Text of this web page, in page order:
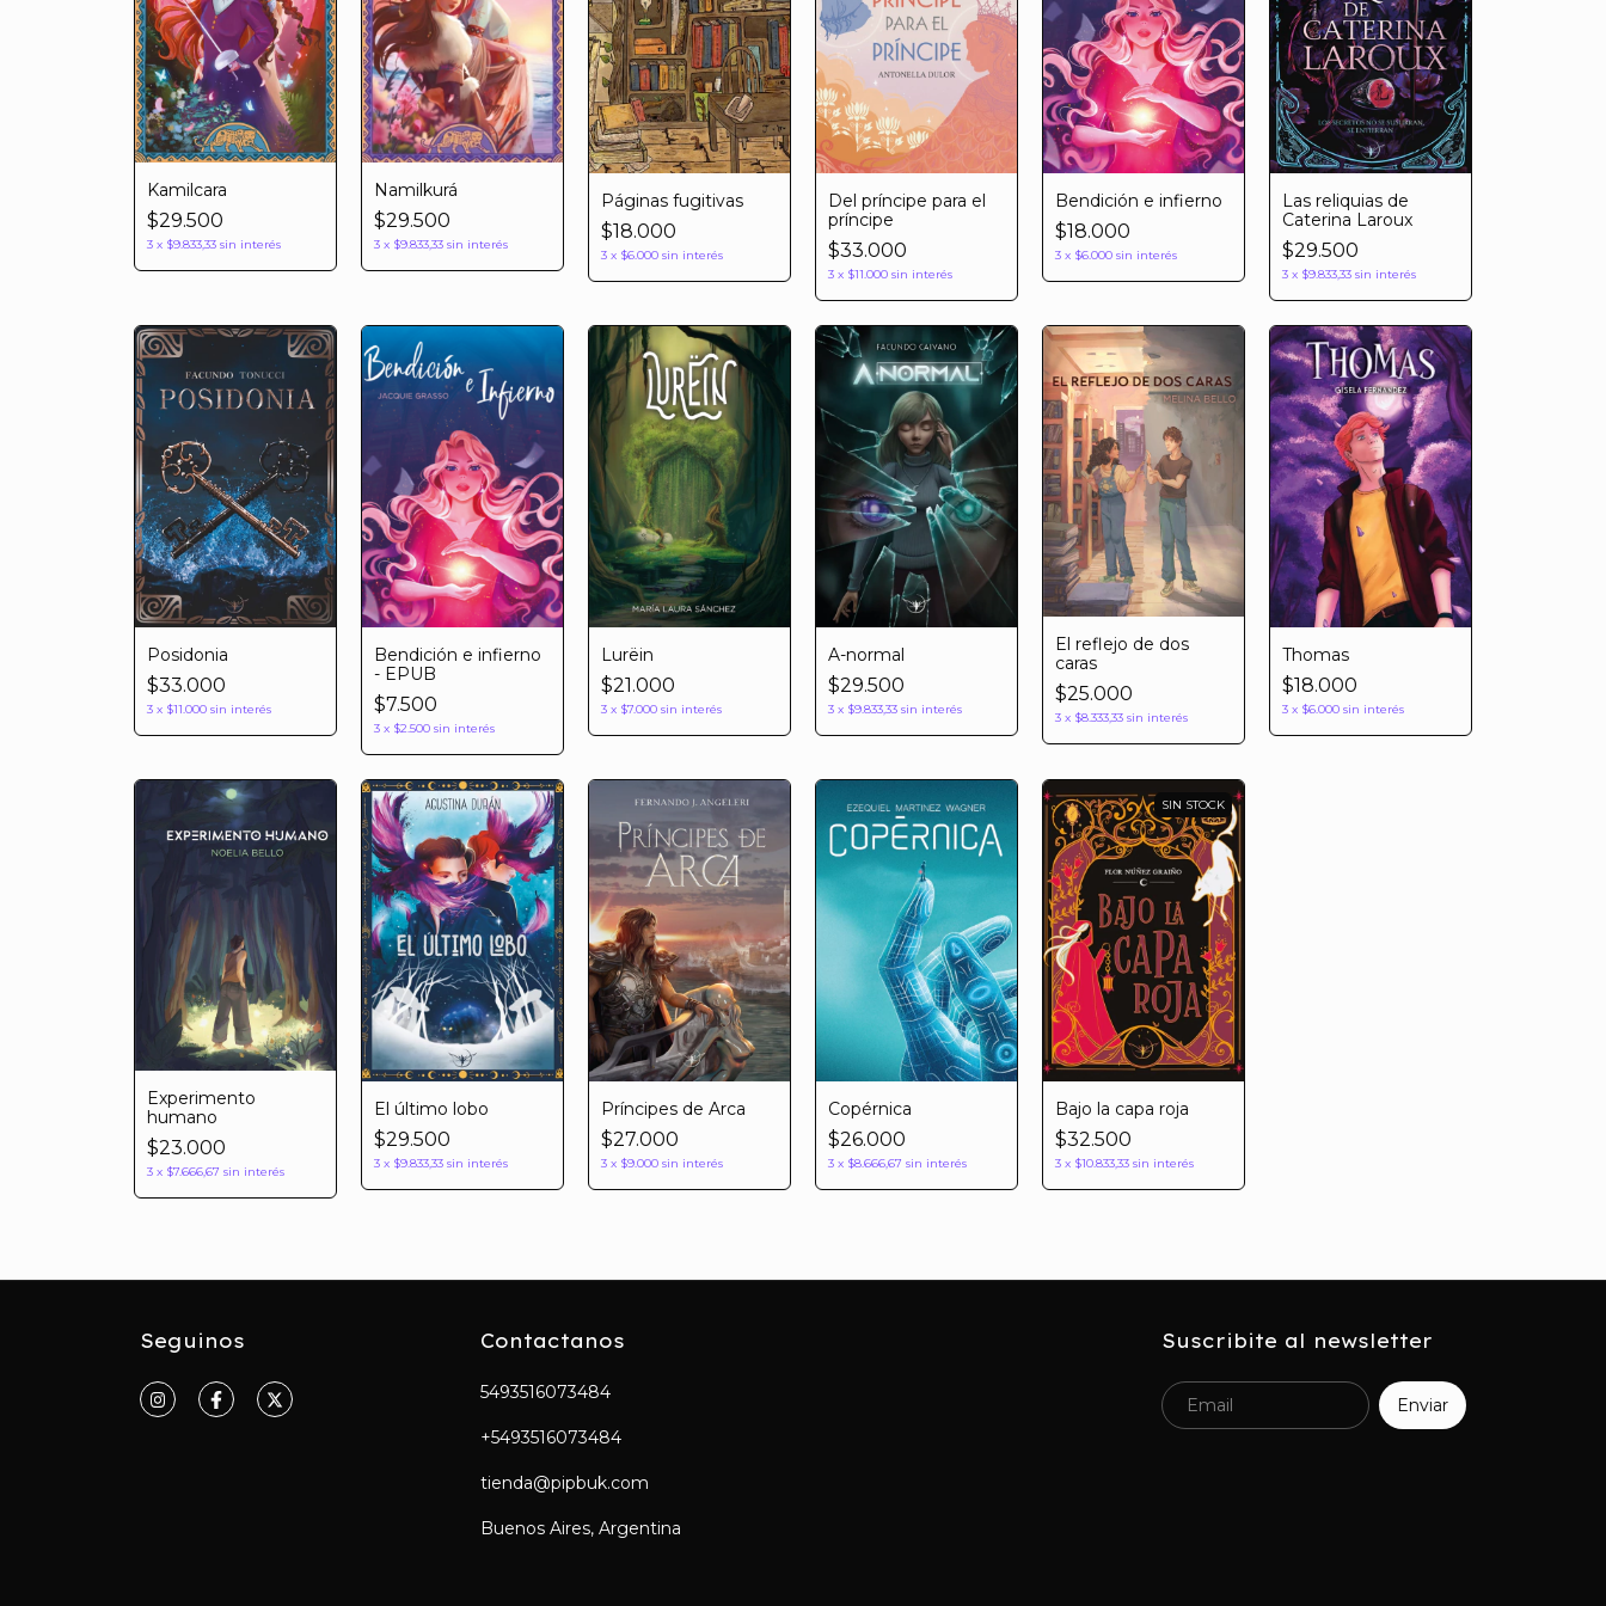
Kamilcara
$29.500
3 x $9.833,33 sin interés
Namilkurá
$29.500
3 x $9.833,33 sin interés
Páginas fugitivas
$18.000
3 x $6.000 sin interés
Del príncipe para el
príncipe
$33.000
3 x $11.000 sin interés
Bendición e infierno
$18.000
3 x $6.000 sin interés
Las reliquias de
Caterina Laroux
$29.500
3 x $9.833,33 sin interés
Posidonia
$33.000
3 x $11.000 sin interés
Bendición e infierno
- EPUB
$7.500
3 x $2.500 sin interés
Lurëin
$21.000
3 x $7.000 sin interés
A-normal
$29.500
3 x $9.833,33 sin interés
El reflejo de dos
caras
$25.000
3 x $8.333,33 sin interés
Thomas
$18.000
3 x $6.000 sin interés
Experimento
humano
$23.000
3 x $7.666,67 sin interés
El último lobo
$29.500
3 x $9.833,33 sin interés
Príncipes de Arca
$27.000
3 x $9.000 sin interés
Copérnica
$26.000
3 x $8.666,67 sin interés
SIN STOCK
Bajo la capa roja
$32.500
3 x $10.833,33 sin interés
Seguinos Contactanos
5493516073484
+5493516073484
tienda@pipbuk.com
Buenos Aires, Argentina
Suscribite al newsletter